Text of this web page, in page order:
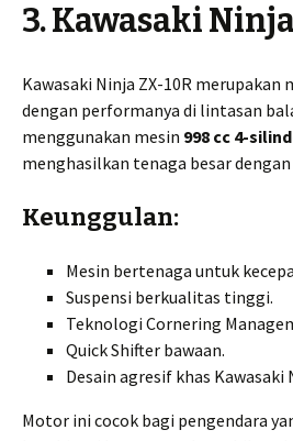
3. Kawasaki
Kawasaki Ninja ZX-10R merupakan
dengan performanya di lintasan
menggunakan mesin 998 cc 4-
menghasilkan tenaga besar
Keunggulan:
Mesin bertenaga untuk
Suspensi berkualitas tinggi.
Teknologi Cornering
Quick Shifter bawaan.
Desain agresif khas Kawasaki
Motor ini cocok bagi pengendara